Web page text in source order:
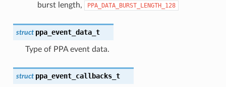
burst length,
PPA_DATA_BURST_LENGTH_128
struct ppa_event_data_t
Type of PPA event data.
struct ppa_event_callbacks_t